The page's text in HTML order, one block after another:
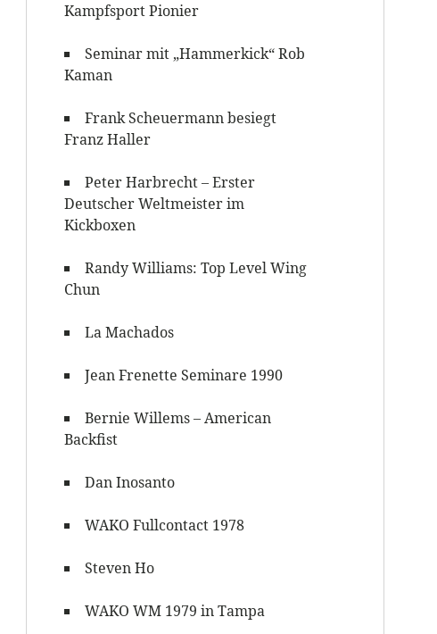
Kampfsport Pionier
Seminar mit „Hammerkick“ Rob
Kaman
Frank Scheuermann besiegt
Franz Haller
Peter Harbrecht – Erster
Deutscher Weltmeister im
Kickboxen
Randy Williams: Top Level Wing
Chun
La Machados
Jean Frenette Seminare 1990
Bernie Willems – American
Backfist
Dan Inosanto
WAKO Fullcontact 1978
Steven Ho
WAKO WM 1979 in Tampa